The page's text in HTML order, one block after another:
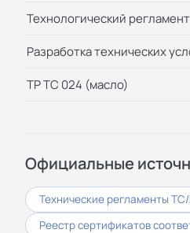
Технологический
Разработка технических
ТР ТС 024 (масло)
Официальные
Технические регламенты
Реестр сертификатов